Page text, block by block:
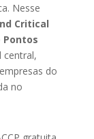
Nesse
Critical
Pontos
central,
do
no